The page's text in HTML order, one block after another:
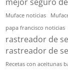
Muface noticias
papa francisco noticias
rastreador de
rastreador de
Recetas con aceitunas